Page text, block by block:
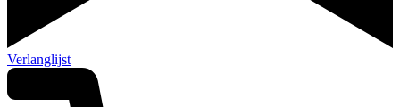
Verlanglijst